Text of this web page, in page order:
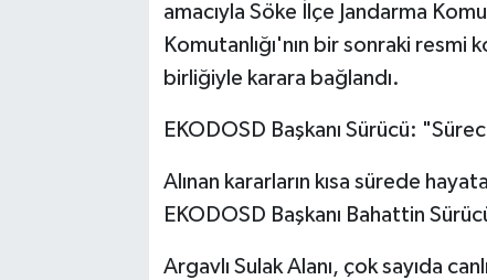
amacıyla Söke İlçe Jandarma
Komutanlığı'nın bir sonraki resmi
birliğiyle karara bağlandı.
EKODOSD Başkanı Sürücü:
Alınan kararların kısa sürede
EKODOSD Başkanı Bahattin
Argavlı Sulak Alanı, çok sayıda